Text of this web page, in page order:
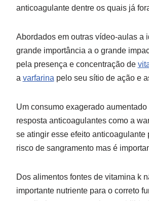
anticoagulante dentre os quais já
Abordados em outras vídeo-aulas a
grande importância a o grande
pela presença e concentração de
a varfarina pelo seu sítio de ação e
Um consumo exagerado
resposta anticoagulantes como a
se atingir esse efeito
risco de sangramento mas é
Dos alimentos fontes de vitamina k
importante nutriente para o correto